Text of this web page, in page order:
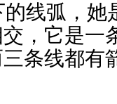
线弧，她
，它是一
条线都有